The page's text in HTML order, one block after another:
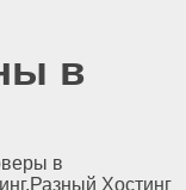
в
в
Хостинг